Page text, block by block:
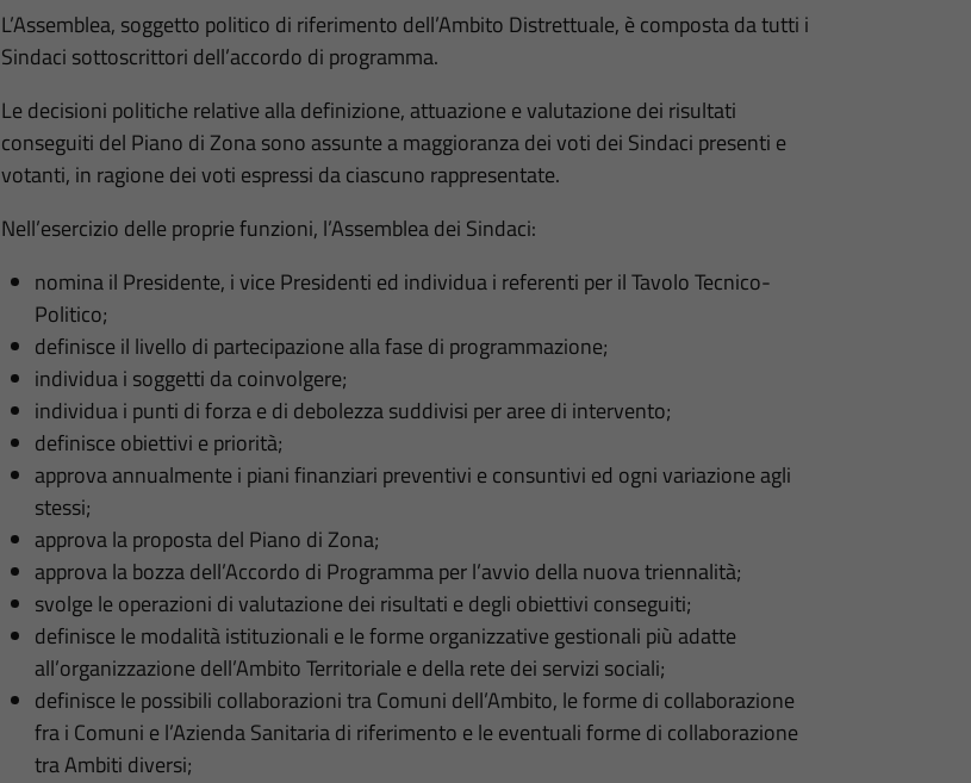
L’Assemblea, soggetto politico di riferimento dell’Ambito Distrettuale, è composta da tutti i
Sindaci sottoscrittori dell’accordo di programma.
Le decisioni politiche relative alla definizione, attuazione e valutazione dei risultati
conseguiti del Piano di Zona sono assunte a maggioranza dei voti dei Sindaci presenti e
votanti, in ragione dei voti espressi da ciascuno rappresentate.
Nell’esercizio delle proprie funzioni, l’Assemblea dei Sindaci:
nomina il Presidente, i vice Presidenti ed individua i referenti per il Tavolo Tecnico-
Politico;
definisce il livello di partecipazione alla fase di programmazione;
individua i soggetti da coinvolgere;
individua i punti di forza e di debolezza suddivisi per aree di intervento;
definisce obiettivi e priorità;
approva annualmente i piani finanziari preventivi e consuntivi ed ogni variazione agli
stessi;
approva la proposta del Piano di Zona;
approva la bozza dell’Accordo di Programma per l’avvio della nuova triennalità;
svolge le operazioni di valutazione dei risultati e degli obiettivi conseguiti;
definisce le modalità istituzionali e le forme organizzative gestionali più adatte
all’organizzazione dell’Ambito Territoriale e della rete dei servizi sociali;
definisce le possibili collaborazioni tra Comuni dell’Ambito, le forme di collaborazione
fra i Comuni e l’Azienda Sanitaria di riferimento e le eventuali forme di collaborazione
tra Ambiti diversi;